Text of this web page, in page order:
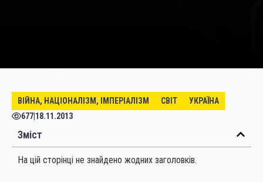
ВІЙНА, НАЦІОНАЛІЗМ, ІМПЕРІАЛІЗМ СВІТ
УКРАЇНА
677|18.11.2013
Зміст
На цій сторінці не знайдено жодних заголовків.